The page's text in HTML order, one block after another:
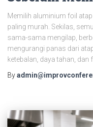
Memilih aluminium foil
paling murah. Sekilas,
sama-sama mengilap,
mengurangi panas dari
ketebalan, daya tahan,
By